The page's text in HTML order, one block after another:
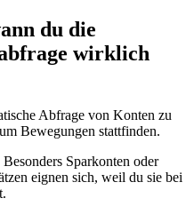
du die
wirklich
Abfrage von Konten zu
Bewegungen stattfinden.
Sparkonten oder
eignen sich, weil du sie bei